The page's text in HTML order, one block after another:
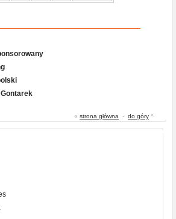
« strona główna - do góry ^